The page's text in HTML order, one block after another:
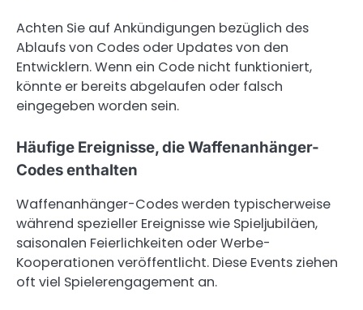
Achten Sie auf Ankündigungen bezüglich des
Ablaufs von Codes oder Updates von den
Entwicklern. Wenn ein Code nicht funktioniert,
könnte er bereits abgelaufen oder falsch
eingegeben worden sein.
Häufige Ereignisse, die Waffenanhänger-
Codes enthalten
Waffenanhänger-Codes werden typischerweise
während spezieller Ereignisse wie Spieljubiläen,
saisonalen Feierlichkeiten oder Werbe-
Kooperationen veröffentlicht. Diese Events ziehen
oft viel Spielerengagement an.